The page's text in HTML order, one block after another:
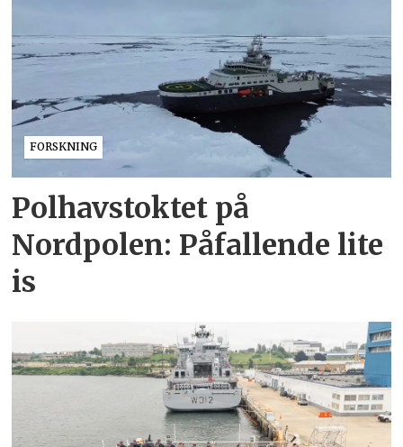
FORSKNING
Polhavstoktet på
Nordpolen: Påfallende lite
is